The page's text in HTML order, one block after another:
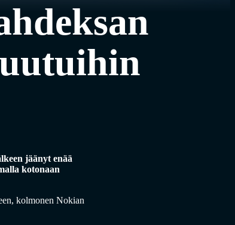
jäänyt enää
kotonaan
kolmonen Nokian